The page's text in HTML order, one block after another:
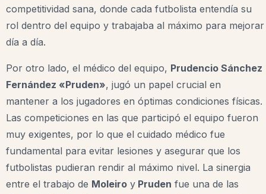
competitividad sana, donde cada futbolista entendía su
rol dentro del equipo y trabajaba al máximo para mejorar
día a día.
Por otro lado, el médico del equipo, Prudencio Sánchez
Fernández «Pruden», jugó un papel crucial en
mantener a los jugadores en óptimas condiciones físicas.
Las competiciones en las que participó el equipo fueron
muy exigentes, por lo que el cuidado médico fue
fundamental para evitar lesiones y asegurar que los
futbolistas pudieran rendir al máximo nivel. La sinergia
entre el trabajo de Moleiro y Pruden fue una de las